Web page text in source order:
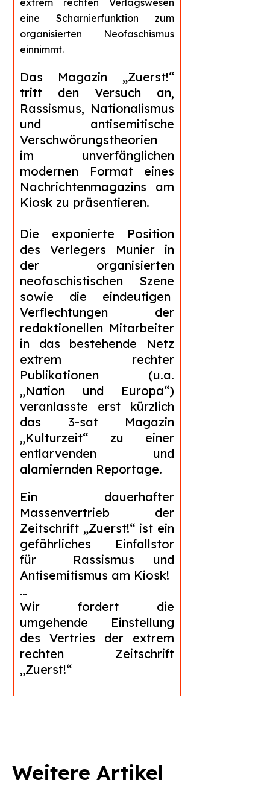
extrem rechten Verlagswesen
eine Scharnierfunktion zum
organisierten Neofaschismus
einnimmt.
Das Magazin „Zuerst!“
tritt den Versuch an,
Rassismus, Nationalismus
und antisemitische
Verschwörungstheorien
im unverfänglichen
modernen Format eines
Nachrichtenmagazins am
Kiosk zu präsentieren.
Die exponierte Position
des Verlegers Munier in
der organisierten
neofaschistischen Szene
sowie die eindeutigen
Verflechtungen der
redaktionellen Mitarbeiter
in das bestehende Netz
extrem rechter
Publikationen (u.a.
„Nation und Europa“)
veranlasste erst kürzlich
das 3-sat Magazin
„Kulturzeit“ zu einer
entlarvenden und
alamiernden Reportage.
Ein dauerhafter
Massenvertrieb der
Zeitschrift „Zuerst!“ ist ein
gefährliches Einfallstor
für Rassismus und
Antisemitismus am Kiosk!
…
Wir fordert die
umgehende Einstellung
des Vertries der extrem
rechten Zeitschrift
„Zuerst!“
Weitere Artikel